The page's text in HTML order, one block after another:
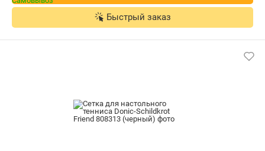
Быстрый заказ